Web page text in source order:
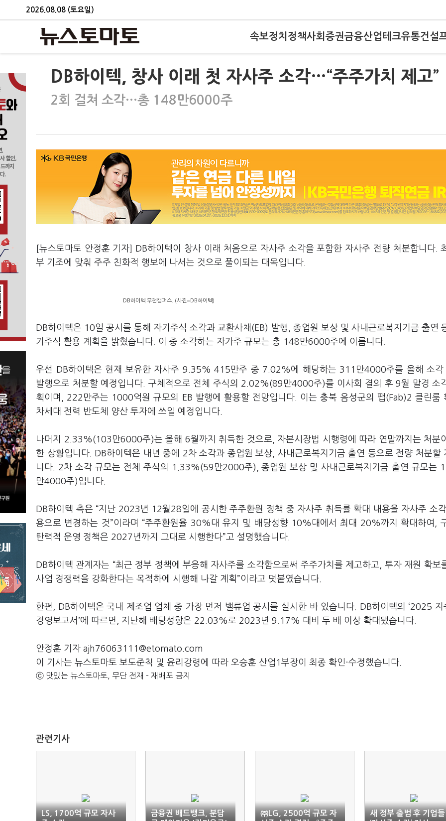
2026.08.08 (토요일)
속보정치 정책사회 증권금융산업테크유통건설
DB하이텍, 창사 이래 첫 자사주 소각…“주주가치 제고”
2회 걸쳐 소각…총 148만6000주
[뉴스토마토 안정훈 기자] DB하이텍이 창사 이래 처음으로 자사주 소각을 포함한 자사주 전량 처분합니다.
부 기조에 맞춰 주주 친화적 행보에 나서는 것으로 풀이되는 대목입니다.
DB하이텍 부천캠퍼스. (사진=DB하이텍)
DB하이텍은 10일 공시를 통해 자기주식 소각과 교환사채(EB) 발행, 종업원 보상 및 사내근로복지기금 출연
기주식 활용 계획을 밝혔습니다. 이 중 소각하는 자가주 규모는 총 148만6000주에 이릅니다.
우선 DB하이텍은 현재 보유한 자사주 9.35% 415만주 중 7.02%에 해당하는 311만4000주를 올해 소각
발행으로 처분할 예정입니다. 구체적으로 전체 주식의 2.02%(89만4000주)를 이사회 결의 후 9월 말경 소
획이며, 222만주는 1000억원 규모의 EB 발행에 활용할 전망입니다. 이는 충북 음성군의 팹(Fab)2 클린룸
차세대 전력 반도체 양산 투자에 쓰일 예정입니다.
나머지 2.33%(103만6000주)는 올해 6월까지 취득한 것으로, 자본시장법 시행령에 따라 연말까지는 처분
한 상황입니다. DB하이텍은 내년 중에 2차 소각과 종업원 보상, 사내근로복지기금 출연 등으로 전량 처분할
니다. 2차 소각 규모는 전체 주식의 1.33%(59만2000주), 종업원 보상 및 사내근로복지기금 출연 규모는
만4000주)입니다.
DB하이텍 측은 “지난 2023년 12월28일에 공시한 주주환원 정책 중 자사주 취득률 확대 내용을 자사주 소
용으로 변경하는 것”이라며 “주주환원율 30%대 유지 및 배당성향 10%대에서 최대 20%까지 확대하여,
탄력적 운영 정책은 2027년까지 그대로 시행한다”고 설명했습니다.
DB하이텍 관계자는 “최근 정부 정책에 부응해 자사주를 소각함으로써 주주가치를 제고하고, 투자 재원 확보
사업 경쟁력을 강화한다는 목적하에 시행해 나갈 계획”이라고 덧붙였습니다.
한편, DB하이텍은 국내 제조업 업체 중 가장 먼저 밸류업 공시를 실시한 바 있습니다. DB하이텍의 ‘2025 지
경영보고서’에 따르면, 지난해 배당성향은 22.03%로 2023년 9.17% 대비 두 배 이상 확대됐습니다.
안정훈 기자 ajh76063111@etomato.com
이 기사는 뉴스토마토 보도준칙 및 윤리강령에 따라 오승훈 산업1부장이 최종 확인·수정했습니다.
ⓒ 맛있는 뉴스토마토, 무단 전재 - 재배포 금지
관련기사
LS, 1700억 규모 자사
금융권 배드뱅크, 분담
㈜LG, 2500억 규모 자
새 정부 출범 후 기업들